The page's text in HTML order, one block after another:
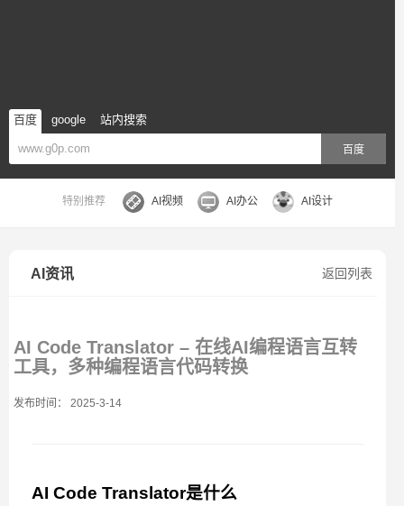
百度 google 站内搜索
百度
特别推荐 AI视频 AI办公 AI设计
返回列表
AI资讯
AI Code Translator – 在线AI编程语言互转
工具，多种编程语言代码转换
发布时间： 2025-3-14
AI Code Translator是什么